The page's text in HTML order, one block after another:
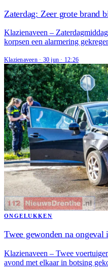
Zaterdag: Zeer grote brand
Klazienaveen –
korpsen een alarmering
Klazienaveen· 30 jun · 12:26
ONGELUKKEN
Twee gewonden na ongeval
Klazienaveen – Twee
avond met elkaar in botsing